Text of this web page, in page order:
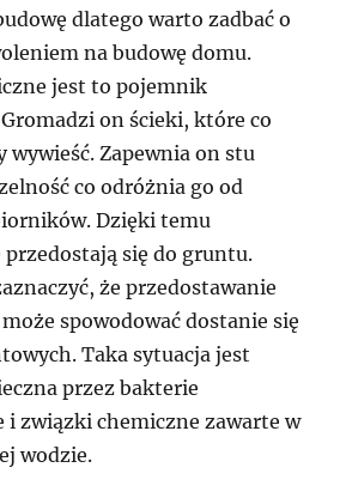
dlatego warto zadbać o
na budowę domu.
jest to pojemnik
on ścieki, które co
wywieść. Zapewnia on stu
co odróżnia go od
Dzięki temu
się do gruntu.
że przedostawanie
spowodować dostanie się
Taka sytuacja jest
przez bakterie
i związki chemiczne zawarte w
wodzie.